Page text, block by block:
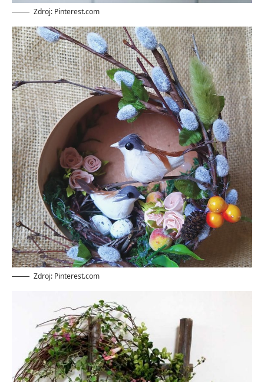
Zdroj: Pinterest.com
Zdroj: Pinterest.com